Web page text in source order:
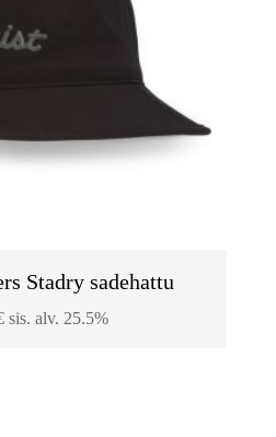
Stadry sadehattu
sis. alv. 25.5%